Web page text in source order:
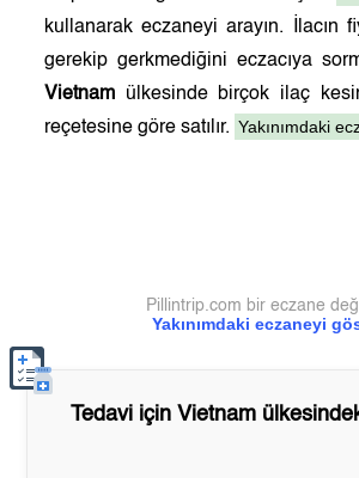
kullanarak eczaneyi arayın. İlacın
gerekip gerkmediğini eczacıya
Vietnam ülkesinde birçok ilaç
reçetesine göre satılır. Yakınımdaki
Yakınımdaki eczaneyi
Pillintrip.com bir eczane
Tedavi için Vietnam